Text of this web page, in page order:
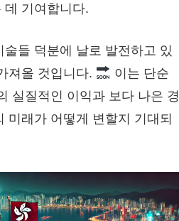
데 기여합니다.
들 덕분에 날로 발전하고 있
져올 것입니다.
이는 단순
실질적인 이익과 보다 나은 경
미래가 어떻게 변할지 기대되